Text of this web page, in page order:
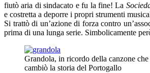
fiutò aria di sindacato e fu la fine! La
e costretta a deporre i propri strumenti
Si trattò di un’azione di forza contro
prima di una lunga serie. Simbolicamente
Grandola, in ricordo della canzone che
cambiò la storia del Portogallo